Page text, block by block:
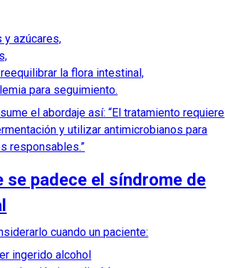
y azúcares,
la flora intestinal,
para seguimiento.
el abordaje así: “El tratamiento requiere
y utilizar antimicrobianos para
responsables.”
se padece el síndrome de
cuando un paciente:
ingerido alcohol